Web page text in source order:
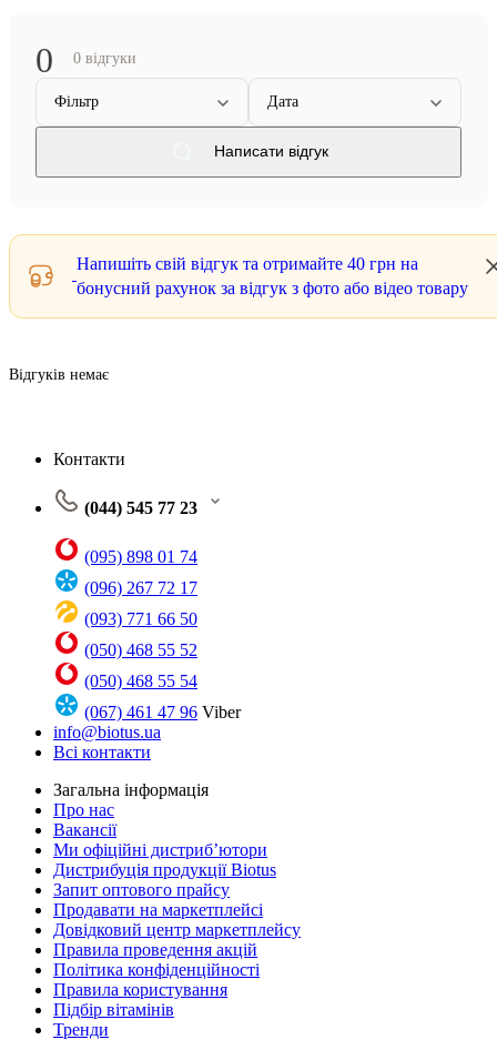
0 0 відгуки
Фільтр Дата
Написати відгук
Напишіть свій відгук та отримайте 40 грн на
бонусний рахунок за відгук з фото або відео товару
Відгуків немає
Контакти
(044) 545 77 23
(095) 898 01 74
(096) 267 72 17
(093) 771 66 50
(050) 468 55 52
(050) 468 55 54
(067) 461 47 96 Viber
info@biotus.ua
Всі контакти
Загальна інформація
Про нас
Вакансії
Ми офіційні дистриб’ютори
Дистрибуція продукції Biotus
Запит оптового прайсу
Продавати на маркетплейсі
Довідковий центр маркетплейсу
Правила проведення акцій
Політика конфіденційності
Правила користування
Підбір вітамінів
Тренди